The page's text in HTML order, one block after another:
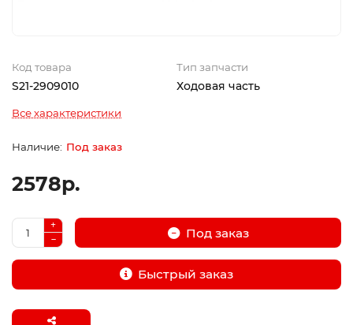
Код товара
S21-2909010
Тип запчасти
Ходовая часть
Все характеристики
Под заказ
2578р.
Под заказ
Быстрый заказ